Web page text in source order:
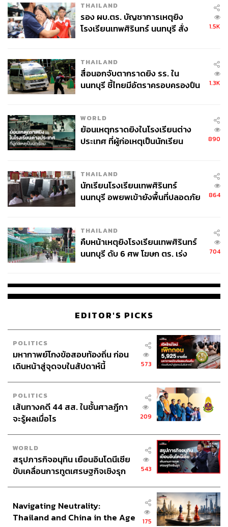
THAILAND
รอง ผบ.ตร. บัญชาการเหตุยิง
โรงเรียนเทพศิรินทร์ นนทบุรี สั่ง
1.5K
THAILAND
สื่อนอกจับตากราดยิง รร. ใน
นนทบุรี ชี้ไทยมีอัตราครอบครองปืน
1.3K
WORLD
ย้อนเหตุกราดยิงในโรงเรียนต่าง
ประเทศ ที่ผู้ก่อเหตุเป็นนักเรียน
890
THAILAND
นักเรียนโรงเรียนเทพศิรินทร์
นนทบุรี อพยพเข้ายังพื้นที่ปลอดภัย
864
THAILAND
คืบหน้าเหตุยิงโรงเรียนเทพศิรินทร์
นนทบุรี ดับ 6 ศพ โฆษก ตร. เร่ง
704
EDITOR'S PICKS
POLITICS
มหากาพย์โกงข้อสอบท้องถิ่น ก่อน
เดินหน้าสู่จุดจบในสัปดาห์นี้
573
POLITICS
เส้นทางคดี 44 สส. ในชั้นศาลฎีกา
จะรู้ผลเมื่อไร
209
WORLD
สรุปภารกิจอนุทิน เยือนอินโดนีเซีย
ขับเคลื่อนการทูตเศรษฐกิจเชิงรุก
543
Navigating Neutrality:
Thailand and China in the Age
175